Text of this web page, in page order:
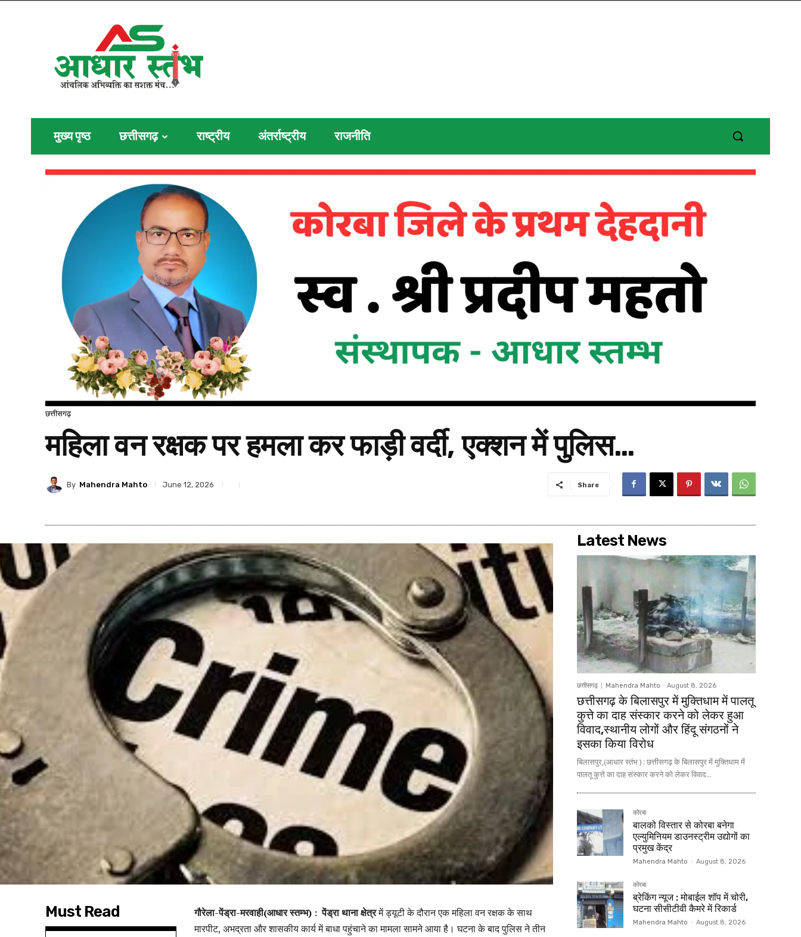
मुख्य पृष्ठ छत्तीसगढ़ राष्ट्रीय अंतर्राष्ट्रीय राजनीति
छत्तीसगढ़
महिला वन रक्षक पर हमला कर फाड़ी वर्दी, एक्शन में पुलिस…
By Mahendra Mahto June 12, 2026 Share
Must Read गौरेला-पेंड्रा-मरवाही(आधार स्तम्भ) : पेंड्रा थाना क्षेत्रमें ड्यूटी के दौरान एक महिला वन रक्षक के साथ
मारपीट, अभद्रता और शासकीय कार्य में बाधा पहुंचाने का मामला सामने आया है। घटना के बाद पुलिस ने तीन
Latest News
छत्तीसगढ़ Mahendra Mahto - August 8, 2026
छत्तीसगढ़ के बिलासपुर में मुक्तिधाम में पालतू
कुत्ते का दाह संस्कार करने को लेकर हुआ
विवाद,स्थानीय लोगों और हिंदू संगठनों ने
इसका किया विरोध
बिलासपुर,(आधार स्तंभ ) : छत्तीसगढ़ के बिलासपुर में मुक्तिधाम में
पालतू कुत्ते का दाह संस्कार करने को लेकर विवाद...
कोरबा
बालको विस्तार से कोरबा बनेगा
एल्युमिनियम डाउनस्ट्रीम उद्योगों का
प्रमुख केंद्र
Mahendra Mahto - August 8, 2026
कोरबा
ब्रेकिंग न्यूज : मोबाईल शॉप में चोरी,
घटना सीसीटीवी कैमरे में रिकार्ड
Mahendra Mahto - August 8, 2026